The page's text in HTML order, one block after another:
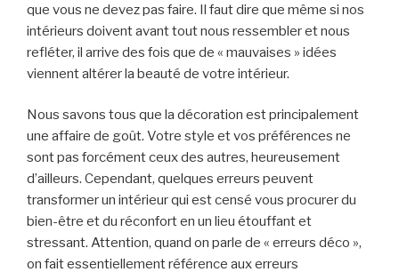
que vous ne devez pas faire. Il faut dire que même si nos
intérieurs doivent avant tout nous ressembler et nous
refléter, il arrive des fois que de « mauvaises » idées
viennent altérer la beauté de votre intérieur.
Nous savons tous que la décoration est principalement
une affaire de goût. Votre style et vos préférences ne
sont pas forcément ceux des autres, heureusement
d’ailleurs. Cependant, quelques erreurs peuvent
transformer un intérieur qui est censé vous procurer du
bien-être et du réconfort en un lieu étouffant et
stressant. Attention, quand on parle de « erreurs déco »,
on fait essentiellement référence aux erreurs